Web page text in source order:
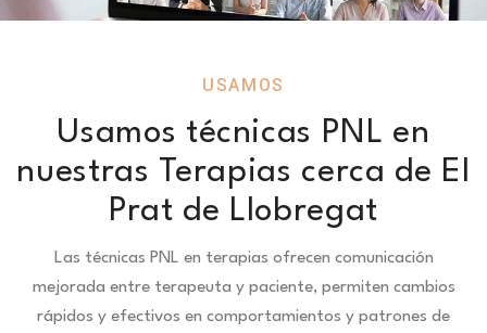
USAMOS
Usamos técnicas PNL en
nuestras Terapias cerca de El
Prat de Llobregat
Las técnicas PNL en terapias ofrecen comunicación
mejorada entre terapeuta y paciente, permiten cambios
rápidos y efectivos en comportamientos y patrones de